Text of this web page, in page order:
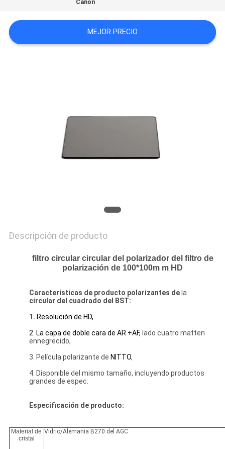
DEL
SITIO
Canon
MEJOR PRECIO
Descripción de producto
filtro circular circular del polarizador del filtro de
polarización de 100*100m m HD
Características de producto polarizantes dela
circular del cuadrado del BST:
1. Resolución de HD,
2. La capa de doble cara de AR +AF, lado cuatro matten
ennegrecido,
3. Película polarizante de NITTO,
4. Disponible del mismo tamaño, incluyendo productos
grandes de espec.
Especificación de producto:
Material de
cristal
Vidrio/Alemania B270 del AGC